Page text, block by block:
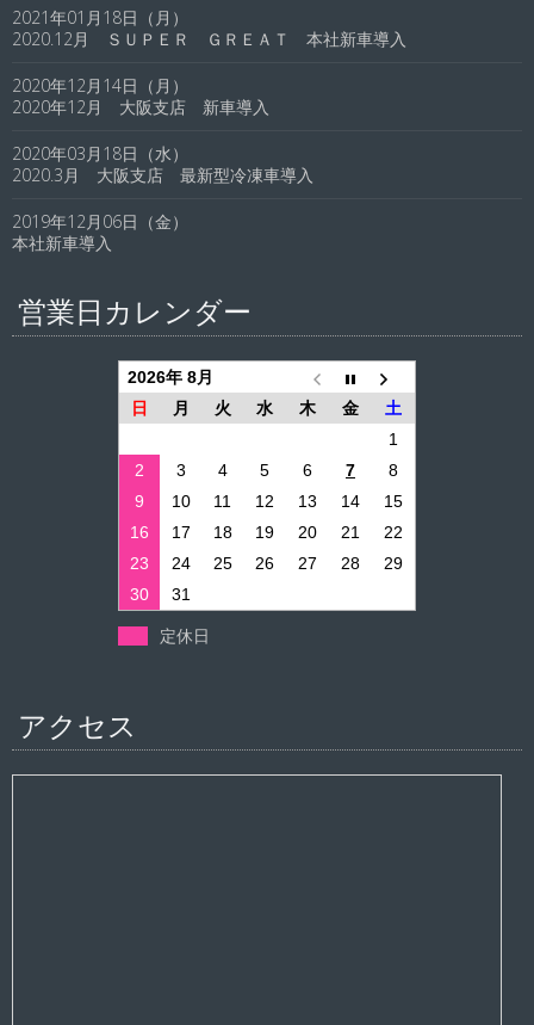
2021年01月18日（月）
2020.12月 ＳＵＰＥＲ ＧＲＥＡＴ 本社新車導入
2020年12月14日（月）
2020年12月 大阪支店 新車導入
2020年03月18日（水）
2020.3月 大阪支店 最新型冷凍車導入
2019年12月06日（金）
本社新車導入
営業日カレンダー
2026年 8月
日
月 火 水 木 金
土
1
2
3 4 5 6 7
8
9
10 11 12 13 14
15
16
17 18 19 20 21
22
23
24 25 26 27 28
29
30
31
定休日
アクセス